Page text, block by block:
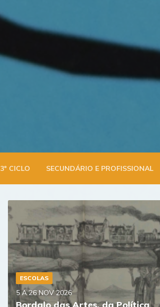
3º CICLO SECUNDÁRIO E PROFISSIONAL
ESCOLAS
5 A 26 NOV 2026